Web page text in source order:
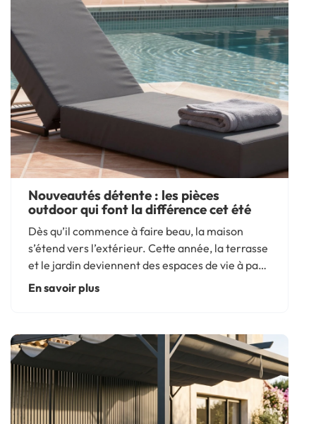
Nouveautés détente : les pièces
outdoor qui font la différence cet été
Dès qu’il commence à faire beau, la maison
s’étend vers l’extérieur. Cette année, la terrasse
et le jardin deviennent des espaces de vie à part
entière où le confort est roi. Vous rêvez d’un
aménagement tendance à petit prix ? IdMarket,
En savoir plus